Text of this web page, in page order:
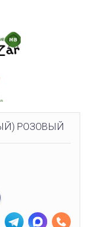
РОЗОВЫЙ